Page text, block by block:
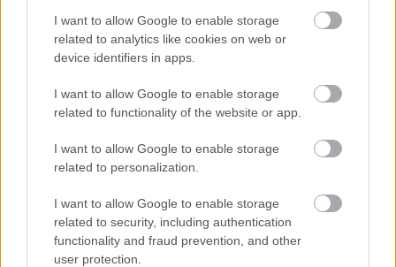
I want to allow Google to enable storage
related to analytics like cookies on web or
device identifiers in apps.
I want to allow Google to enable storage
related to functionality of the website or app.
I want to allow Google to enable storage
related to personalization.
I want to allow Google to enable storage
related to security, including authentication
functionality and fraud prevention, and other
user protection.
FELIRATKOZÁS
LEGFRISSEBB
Helyi hírek
Amire többmillióan vártunk: szombattól